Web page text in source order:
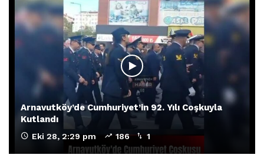
Arnavutköy’de Cumhuriyet’in 92. Yılı Coşkuyla
Kutlandı
Eki 28, 2:29 pm 186 1